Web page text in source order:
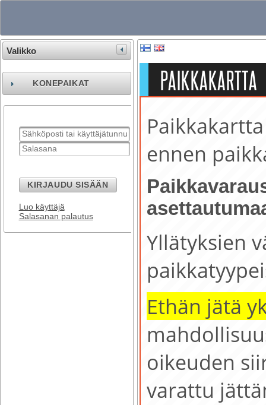
Valikko
KONEPAIKAT
KIRJAUDU SISÄÄN
Luo käyttäjä
Salasanan palautus
PAIKKAKARTTA
ennen
Yllätyksien
Ethän jätä
oikeuden
varattu